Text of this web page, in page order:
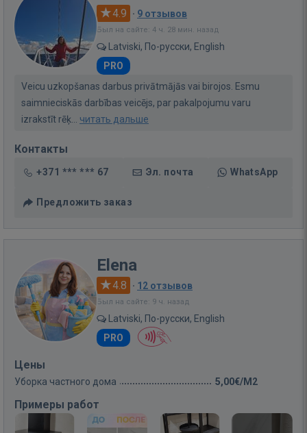
4.9 · 9 отзывов
Был на сайте: 4 ч. 28 мин. назад
Latviski, По-русски, English
PRO
Veicu uzkopšanas darbus privātmājās vai birojos. Esmu
saimnieciskās darbības veicējs, par pakalpojumu varu
izrakstīt rēķ... читать дальше
Контакты
+371 *** *** 67 Эл. почта WhatsApp
Предложить заказ
Elena
4.8 · 12 отзывов
Был на сайте: 9 ч. назад
Latviski, По-русски, English
PRO
Цены
Уборка частного дома 5,00€/M2
Примеры работ